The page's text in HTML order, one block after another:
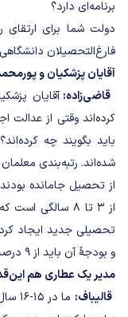
برنامه‌ای دارد؟
دولت شما برای
فارغ‌التحصیلان
آقایان پزشکیان و
قاضی‌زاده: آقایان
کرده‌اند وقتی از عدالت
از تحصیل جامانده
از ۳ تا ۸
تحصیلی جدید ایجاد
و بودجهٔ آن باید از ۹ درصد به ۳۰ درصد افزایش پیدا کند.
مدیر یک عطاری هم
قالیباف: